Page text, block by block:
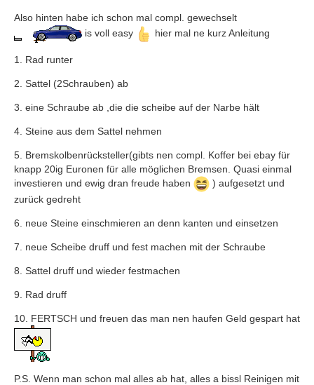
Also hinten habe ich schon mal compl. gewechselt
is voll easy
hier mal ne kurz Anleitung
1. Rad runter
2. Sattel (2Schrauben) ab
3. eine Schraube ab ,die die scheibe auf der Narbe hält
4. Steine aus dem Sattel nehmen
5. Bremskolbenrücksteller(gibts nen compl. Koffer bei ebay für
knapp 20ig Euronen für alle möglichen Bremsen. Quasi einmal
investieren und ewig dran freude haben
) aufgesetzt und
zurück gedreht
6. neue Steine einschmieren an denn kanten und einsetzen
7. neue Scheibe druff und fest machen mit der Schraube
8. Sattel druff und wieder festmachen
9. Rad druff
10. FERTSCH und freuen das man nen haufen Geld gespart hat
P.S. Wenn man schon mal alles ab hat, alles a bissl Reinigen mit